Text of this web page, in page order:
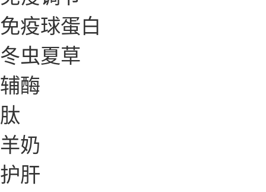
免疫球蛋白
冬虫夏草
辅酶
肽
羊奶
护肝